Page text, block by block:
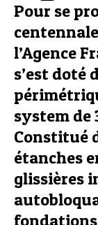
Pour se
l’Agence
s’est doté
system de
Constitué
étanches
glissières